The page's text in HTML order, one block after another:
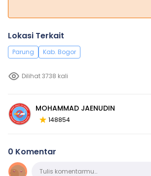
Lokasi Terkait
Parung Kab. Bogor
Dilihat 3738 kali
MOHAMMAD JAENUDIN
148854
0 Komentar
KomentarTulis komentarmu…